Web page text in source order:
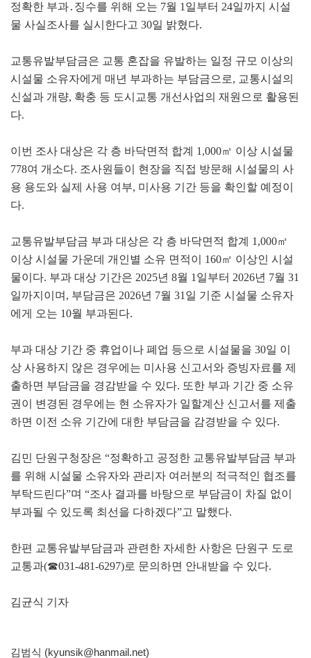
정확한 부과․징수를 위해 오는 7월 1일부터 24일까지 시설
물 사실조사를 실시한다고 30일 밝혔다.
교통유발부담금은 교통 혼잡을 유발하는 일정 규모 이상의
시설물 소유자에게 매년 부과하는 부담금으로, 교통시설의
신설과 개량, 확충 등 도시교통 개선사업의 재원으로 활용된
다.
이번 조사 대상은 각 층 바닥면적 합계 1,000㎡ 이상 시설물
778여 개소다. 조사원들이 현장을 직접 방문해 시설물의 사
용 용도와 실제 사용 여부, 미사용 기간 등을 확인할 예정이
다.
교통유발부담금 부과 대상은 각 층 바닥면적 합계 1,000㎡
이상 시설물 가운데 개인별 소유 면적이 160㎡ 이상인 시설
물이다. 부과 대상 기간은 2025년 8월 1일부터 2026년 7월 31
일까지이며, 부담금은 2026년 7월 31일 기준 시설물 소유자
에게 오는 10월 부과된다.
부과 대상 기간 중 휴업이나 폐업 등으로 시설물을 30일 이
상 사용하지 않은 경우에는 미사용 신고서와 증빙자료를 제
출하면 부담금을 경감받을 수 있다. 또한 부과 기간 중 소유
권이 변경된 경우에는 현 소유자가 일할계산 신고서를 제출
하면 이전 소유 기간에 대한 부담금을 감경받을 수 있다.
김민 단원구청장은 “정확하고 공정한 교통유발부담금 부과
를 위해 시설물 소유자와 관리자 여러분의 적극적인 협조를
부탁드린다”며 “조사 결과를 바탕으로 부담금이 차질 없이
부과될 수 있도록 최선을 다하겠다”고 말했다.
한편 교통유발부담금과 관련한 자세한 사항은 단원구 도로
교통과(☎031-481-6297)로 문의하면 안내받을 수 있다.
김균식 기자
김범식 (kyunsik@hanmail.net)